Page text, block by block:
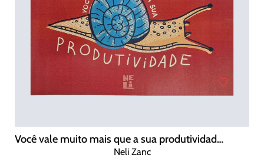
Você vale muito mais que a sua produtividade (print A4)
Neli Zanc